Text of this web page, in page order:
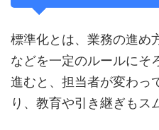
標準化とは、業務の進め
などを一定のルールにそ
進むと、担当者が変わっ
り、教育や引き継ぎもス